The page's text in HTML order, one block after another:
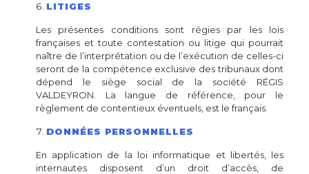
LITIGES
Les présentes conditions sont régies par les lois
françaises et toute contestation ou litige qui pourrait
naître de l’interprétation ou de l’exécution de celles-ci
seront de la compétence exclusive des tribunaux dont
dépend le siège social de la société RÉGIS
VALDEYRON. La langue de référence, pour le
règlement de contentieux éventuels, est le français.
DONNÉES PERSONNELLES
En application de la loi informatique et libertés, les
internautes disposent d’un droit d’accès, de